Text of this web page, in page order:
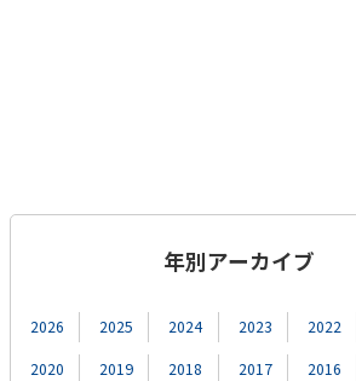
年別アーカイブ
2026 2025 2024 2023 2022
2020
2019 2018 2017 2016